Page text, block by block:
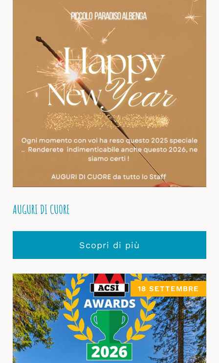
AUGURI DI CUORE
Scopri di più
18 SETTEMBRE